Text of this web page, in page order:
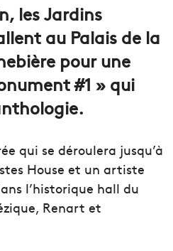
les Jardins
au Palais de la
pour une
#1 » qui
qui se déroulera jusqu’à
House et un artiste
l’historique hall du
Renart et